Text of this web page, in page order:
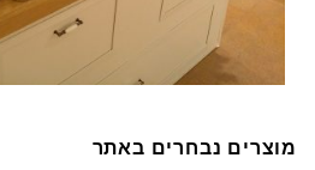
מוצרים נבחרים באתר